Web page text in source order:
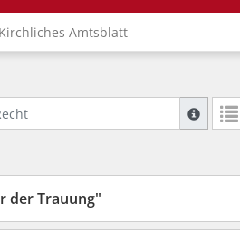
Kirchliches Amtsblatt
Suche
der Trauung"